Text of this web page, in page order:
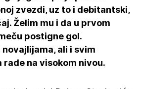
zvezdi, uz to i debitantski,
Želim mu i da u prvom
postigne gol.
ali i svim
na visokom nivou.